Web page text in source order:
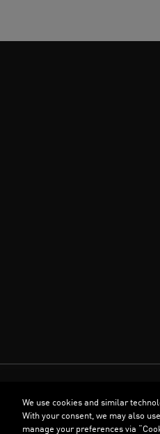
We use cookies and similar
With your consent, we may also
manage your preferences via